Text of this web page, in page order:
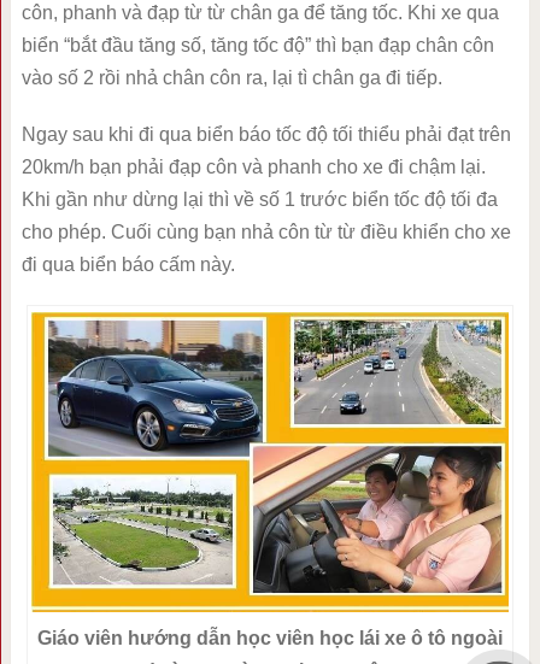
côn, phanh và đạp từ từ chân ga để tăng tốc. Khi xe qua
biển “bắt đầu tăng số, tăng tốc độ” thì bạn đạp chân côn
vào số 2 rồi nhả chân côn ra, lại tì chân ga đi tiếp.
Ngay sau khi đi qua biển báo tốc độ tối thiểu phải đạt trên
20km/h bạn phải đạp côn và phanh cho xe đi chậm lại.
Khi gần như dừng lại thì về số 1 trước biển tốc độ tối đa
cho phép. Cuối cùng bạn nhả côn từ từ điều khiển cho xe
đi qua biển báo cấm này.
Giáo viên hướng dẫn học viên học lái xe ô tô ngoài